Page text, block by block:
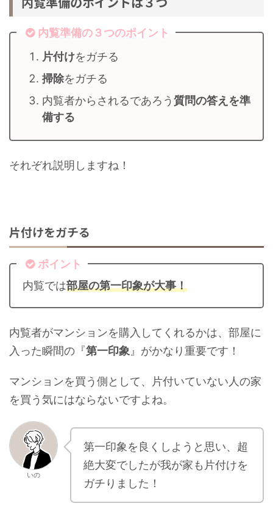
内覧準備の３つのポイント
片付けをガチる
掃除をガチる
内覧者からされるであろう質問の答えを準
備する
それぞれ説明しますね！
片付けをガチる
ポイント
内覧では部屋の第一印象が大事！
内覧者がマンションを購入してくれるかは、部屋に
入った瞬間の『第一印象 』がかなり重要です！
マンションを買う側として、片付いていない人の家
を買う気にはならないですよね。
いの
第一印象を良くしようと思い、超
絶大変でしたが我が家も片付けを
ガチりました！